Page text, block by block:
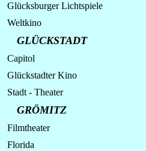
Glücksburger Lichtspiele
Weltkino
GLÜCKSTADT
Capitol
Glückstadter Kino
Stadt - Theater
GRÖMITZ
Filmtheater
Florida